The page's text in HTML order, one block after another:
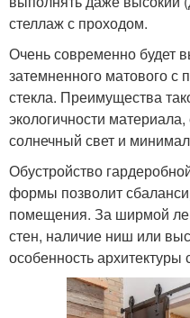
стеллаж с проходом.
Очень современно будет
затемненного матового с
стекла. Преимущества
экологичности
солнечный свет и
Обустройство
формы позволит
помещения. За ширмой
стен, наличие ниш или
особенность архитектуры